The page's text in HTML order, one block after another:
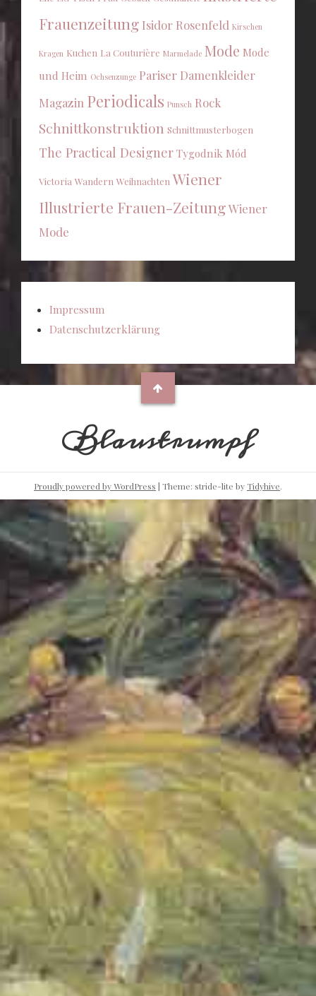
Frauenzeitung Isidor Rosenfeld Kirschen
Kragen Kuchen La Couturière Marmelade Mode Mode
und Heim Ochsenzunge Pariser Damenkleider
Magazin Periodicals Punsch Rock
Schnittkonstruktion Schnittmusterbogen
The Practical Designer Tygodnik Mód
Victoria Wandern Weihnachten Wiener
Illustrierte Frauen-ZeitungWiener
Mode
Impressum
Datenschutzerklärung
Blaustrumpf
Proudly powered by WordPress | Theme: stride-lite byTidyhive.